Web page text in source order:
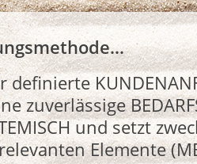
zuverlässige
und setzt
Elemente